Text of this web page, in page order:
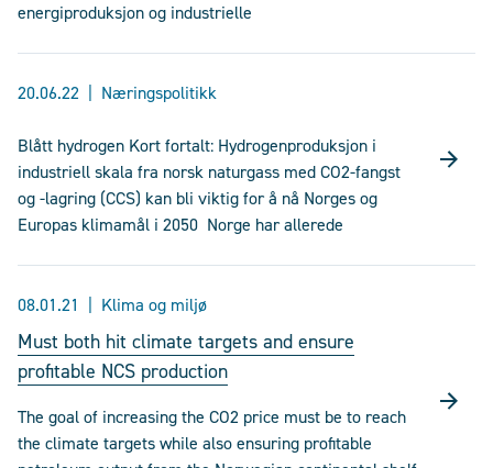
energiproduksjon og industrielle
20.06.22 Næringspolitikk
Blått hydrogen Kort fortalt: Hydrogenproduksjon i
industriell skala fra norsk naturgass med CO2-fangst
og -lagring (CCS) kan bli viktig for å nå Norges og
Europas klimamål i 2050 Norge har allerede
08.01.21 Klima og miljø
Must both hit climate targets and ensure
profitable NCS production
The goal of increasing the CO2 price must be to reach
the climate targets while also ensuring profitable